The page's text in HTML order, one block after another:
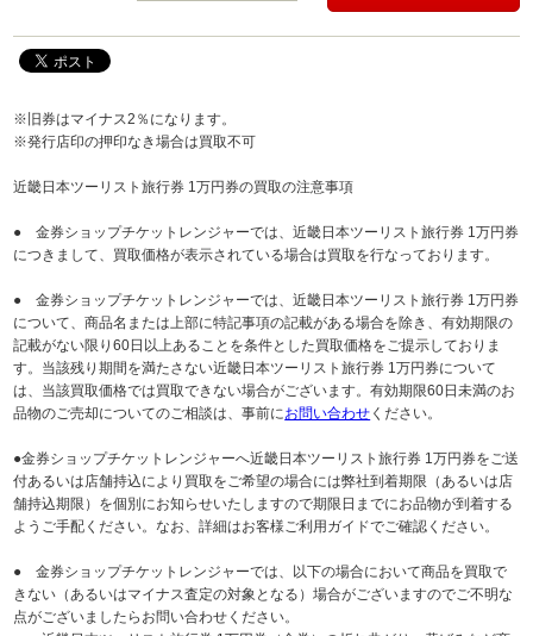
※旧券はマイナス2％になります。
※発行店印の押印なき場合は買取不可
近畿日本ツーリスト旅行券 1万円券の買取の注意事項
● 金券ショップチケットレンジャーでは、近畿日本ツーリスト旅行券 1万円券
につきまして、買取価格が表示されている場合は買取を行なっております。
● 金券ショップチケットレンジャーでは、近畿日本ツーリスト旅行券 1万円券
について、商品名または上部に特記事項の記載がある場合を除き、有効期限の
記載がない限り60日以上あることを条件とした買取価格をご提示しておりま
す。当該残り期間を満たさない近畿日本ツーリスト旅行券 1万円券について
は、当該買取価格では買取できない場合がございます。有効期限60日未満のお
品物のご売却についてのご相談は、事前にお問い合わせ ください。
●金券ショップチケットレンジャーへ近畿日本ツーリスト旅行券 1万円券をご送
付あるいは店舗持込により買取をご希望の場合には弊社到着期限（あるいは店
舗持込期限）を個別にお知らせいたしますので期限日までにお品物が到着する
ようご手配ください。なお、詳細はお客様ご利用ガイドでご確認ください。
● 金券ショップチケットレンジャーでは、以下の場合において商品を買取で
きない（あるいはマイナス査定の対象となる）場合がございますのでご不明な
点がございましたらお問い合わせください。